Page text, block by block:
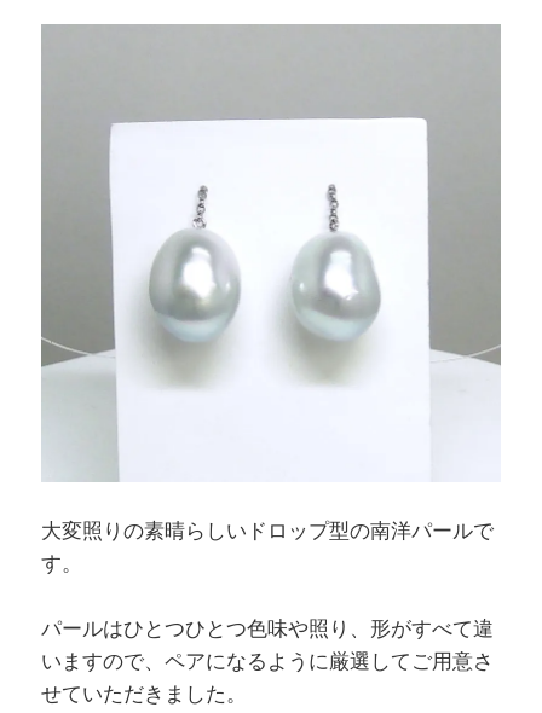
大変照りの素晴らしいドロップ型の南洋パールで
す。
パールはひとつひとつ色味や照り、形がすべて違
いますので、ペアになるように厳選してご用意さ
せていただきました。